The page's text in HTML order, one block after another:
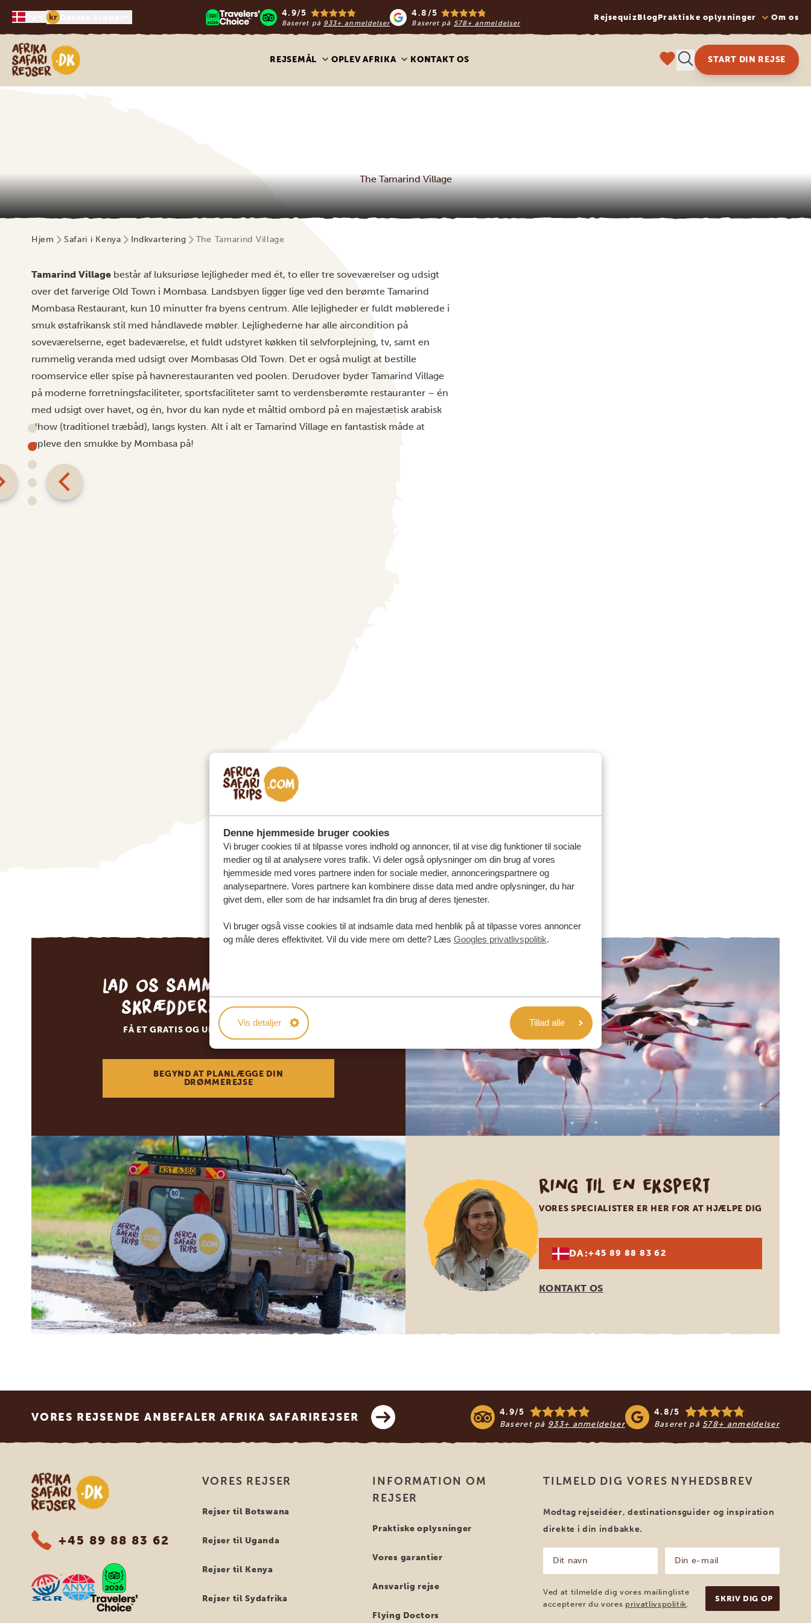
Denne hjemmeside bruger cookies
Vi bruger cookies til at tilpasse vores indhold og annoncer, til at vise dig funktioner til sociale
medier og til at analysere vores trafik. Vi deler også oplysninger om din brug af vores
hjemmeside med vores partnere inden for sociale medier, annonceringspartnere og
analysepartnere. Vores partnere kan kombinere disse data med andre oplysninger, du har
givet dem, eller som de har indsamlet fra din brug af deres tjenester.
Vi bruger også visse cookies til at indsamle data med henblik på at tilpasse vores annoncer
og måle deres effektivitet. Vil du vide mere om dette? Læs Googles privatlivspolitik.
Vis detaljer Tillad alle
kr 4.9/5
Baseret på 933+ anmeldelser
4.8/5
Baseret på 578+ anmeldelser
RejsequizBlogPraktiske oplysninger Om os
Safari-rejser i Afrika
REJSEMÅL OPLEV AFRIKA KONTAKT OS START DIN REJSE
The Tamarind Village
Hjem Safari i Kenya Indkvartering The Tamarind Village
Tamarind Village består af luksuriøse lejligheder med ét, to eller tre soveværelser og udsigt
over det farverige Old Town i Mombasa. Landsbyen ligger lige ved den berømte Tamarind
Mombasa Restaurant, kun 10 minutter fra byens centrum. Alle lejligheder er fuldt møblerede i
smuk østafrikansk stil med håndlavede møbler. Lejlighederne har alle aircondition på
soveværelserne, eget badeværelse, et fuldt udstyret køkken til selvforplejning, tv, samt en
rummelig veranda med udsigt over Mombasas Old Town. Det er også muligt at bestille
roomservice eller spise på havnerestauranten ved poolen. Derudover byder Tamarind Village
på moderne forretningsfaciliteter, sportsfaciliteter samt to verdensberømte restauranter – én
med udsigt over havet, og én, hvor du kan nyde et måltid ombord på en majestætisk arabisk
dhow (traditionel træbåd), langs kysten. Alt i alt er Tamarind Village en fantastisk måde at
opleve den smukke by Mombasa på!
Lad os sammen skabe din
skræddersyede rejse
FÅ ET GRATIS OG UFORPLIGTENDE TILBUD
BEGYND AT PLANLÆGGE DIN
DRØMMEREJSE
Ring til en ekspert
VORES SPECIALISTER ER HER FOR AT HJÆLPE DIG
DA:+45 89 88 83 62
KONTAKT OS
VORES REJSENDE ANBEFALER AFRIKA SAFARIREJSER 4.9/5
Baseret på 933+ anmeldelser
4.8/5
Baseret på 578+ anmeldelser
Safari-rejser i Afrika
+45 89 88 83 62
VORES REJSER
Rejser til Botswana
Rejser til Uganda
Rejser til Kenya
Rejser til Sydafrika
INFORMATION OM
REJSER
Praktiske oplysninger
Vores garantier
Ansvarlig rejse
Flying Doctors
TILMELD DIG VORES NYHEDSBREV
Modtag rejseidéer, destinationsguider og inspiration
direkte i din indbakke.
navn
(Påkrævet)
mail
(Påkrævet)
Ved at tilmelde dig vores mailingliste
accepterer du vores privatlivspolitik.